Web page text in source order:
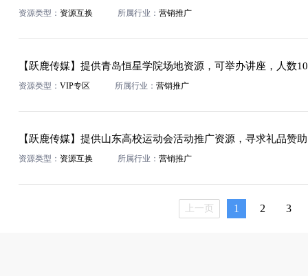
资源类型： 资源互换 所属行业： 营销推广
【跃鹿传媒】提供青岛恒星学院场地资源，可举办讲座，人数
资源类型： VIP专区 所属行业： 营销推广
【跃鹿传媒】提供山东高校运动会活动推广资源，寻求礼品赞助
资源类型： 资源互换 所属行业： 营销推广
上一页 1 2 3